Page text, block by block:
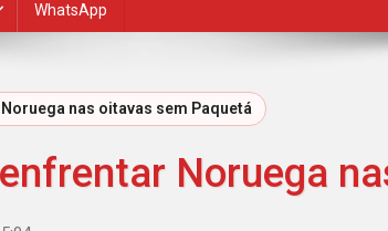
WhatsApp
nas oitavas sem Paquetá
Noruega